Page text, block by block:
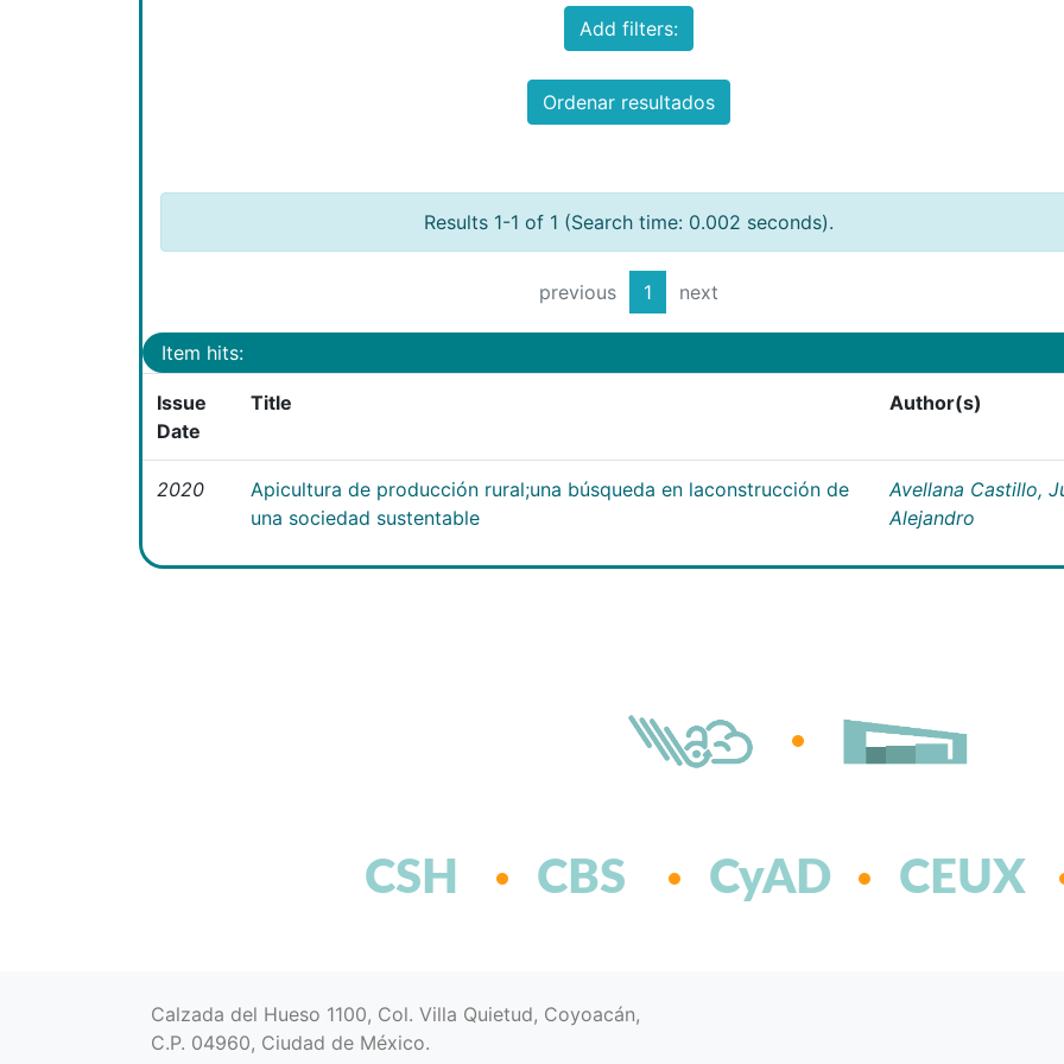
Add filters:
Ordenar resultados
Results 1-1 of 1 (Search time: 0.002 seconds).
previous 1 next
Item hits:
Issue
Date
Title Author(s)
2020
Apicultura de producción rural;una búsqueda en laconstrucción de
una sociedad sustentable
Avellana Castillo,
Alejandro
CSH CBS CyAD CEUX
Calzada del Hueso 1100, Col. Villa Quietud, Coyoacán,
C.P. 04960, Ciudad de México.